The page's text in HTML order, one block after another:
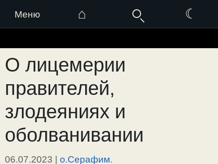
Меню ⌂ ☾
к
содержимому
О лицемерии
правителей,
злодеяниях и
оболванивании
06.07.2023 | о.Серафим.